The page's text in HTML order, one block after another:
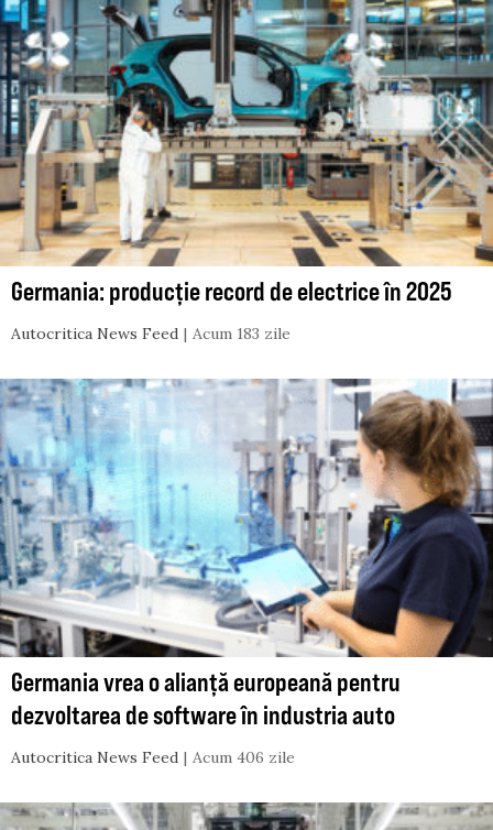
Germania: producție record de electrice în 2025
Autocritica News Feed Acum 183 zile
Germania vrea o alianță europeană pentru
dezvoltarea de software în industria auto
Autocritica News Feed Acum 406 zile